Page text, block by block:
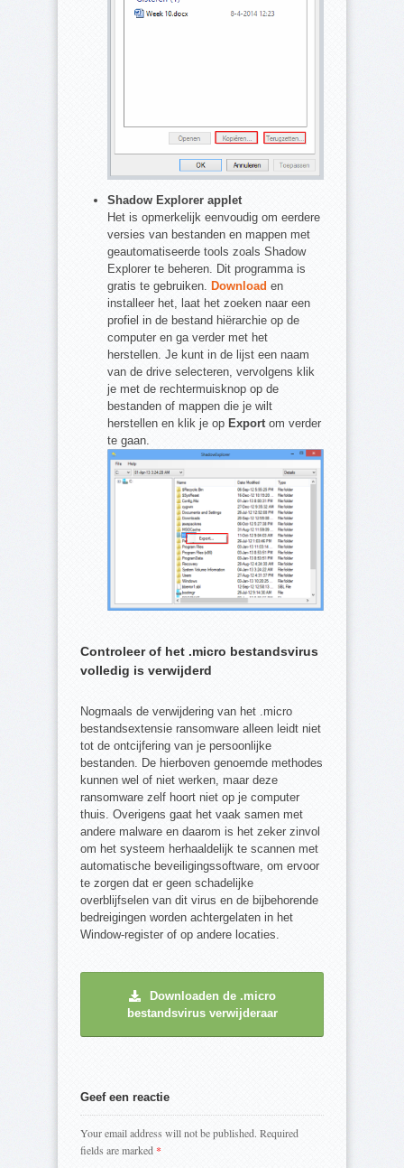
Shadow Explorer applet
Het is opmerkelijk eenvoudig om eerdere
versies van bestanden en mappen met
geautomatiseerde tools zoals Shadow
Explorer te beheren. Dit programma is
gratis te gebruiken. Download en
installeer het, laat het zoeken naar een
profiel in de bestand hiërarchie op de
computer en ga verder met het
herstellen. Je kunt in de lijst een naam
van de drive selecteren, vervolgens klik
je met de rechtermuisknop op de
bestanden of mappen die je wilt
herstellen en klik je op Export om verder
te gaan.
Controleer of het .micro bestandsvirus
volledig is verwijderd
Nogmaals de verwijdering van het .micro
bestandsextensie ransomware alleen leidt niet
tot de ontcijfering van je persoonlijke
bestanden. De hierboven genoemde methodes
kunnen wel of niet werken, maar deze
ransomware zelf hoort niet op je computer
thuis. Overigens gaat het vaak samen met
andere malware en daarom is het zeker zinvol
om het systeem herhaaldelijk te scannen met
automatische beveiligingssoftware, om ervoor
te zorgen dat er geen schadelijke
overblijfselen van dit virus en de bijbehorende
bedreigingen worden achtergelaten in het
Window-register of op andere locaties.
Downloaden de .micro
bestandsvirus verwijderaar
Geef een reactie
Your email address will not be published. Required
fields are marked *